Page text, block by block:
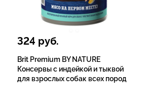
324 руб.
Brit Premium BY NATURE
Консервы с индейкой и тыквой
для взрослых собак всех пород